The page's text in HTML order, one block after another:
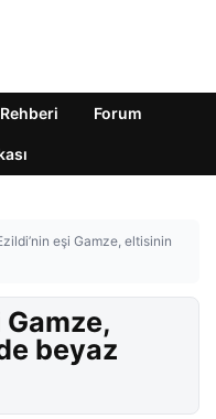
Forum
eşi Gamze, eltisinin
Gamze,
beyaz